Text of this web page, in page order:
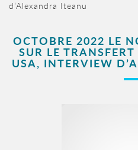
d’Alexandra Iteanu
OCTOBRE 2022 LE
SUR LE
USA, INTERVIEW